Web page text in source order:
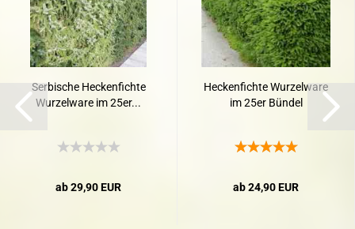
Serbische Heckenfichte
Wurzelware im 25er...
ab 29,90 EUR
Heckenfichte Wurzelware
im 25er Bündel
ab 24,90 EUR